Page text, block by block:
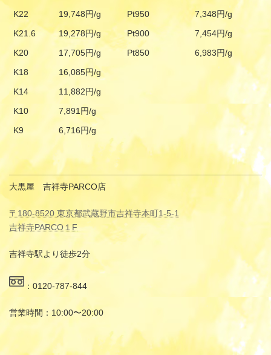
K22
19,748円/g Pt950
7,348円/g
K21.6
19,278円/g Pt900
7,454円/g
K20
17,705円/g Pt850
6,983円/g
K18
16,085円/g
K14
11,882円/g
K10
7,891円/g
K9
6,716円/g
大黒屋 吉祥寺PARCO店
〒180-8520 東京都武蔵野市吉祥寺本町1-5-1
吉祥寺PARCO１F
吉祥寺駅より徒歩2分
：0120-787-844
営業時間：10:00〜20:00